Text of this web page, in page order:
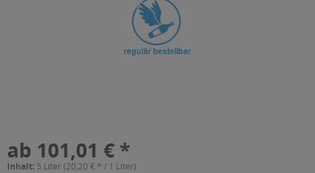
ab 101,01 € *
Inhalt: 5 Liter (20,20 € * / 1 Liter)